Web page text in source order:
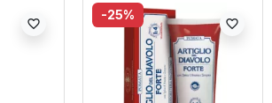
favorite_border
-25%
favorite_border